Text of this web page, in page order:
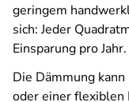
geringem
sich: Jeder
Einsparung pro Jahr.
Die Dämmung
oder einer flexiblen